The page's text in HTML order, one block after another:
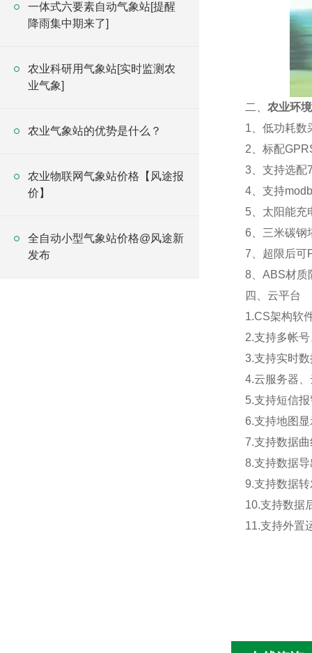
一体式六要素自动气象站[提醒
降雨集中期来了]
农业科研用气象站[实时监测农
业气象]
农业气象站的优势是什么？
农业物联网气象站价格【风途报
价】
全自动小型气象站价格@风途新
发布
二、 农业环
1、低功耗数
2、标配
3、支持选配
4、支持
5、太阳能充
6、三米碳钢
7、超限后可
8、ABS材质
四、云平台
1.CS架构软
2.支持多帐
3.支持实时
4.云服务器
5.支持短信
6.支持地图
7.支持数据
8.支持数据
9.支持数据
10.支持数据
11.支持外置